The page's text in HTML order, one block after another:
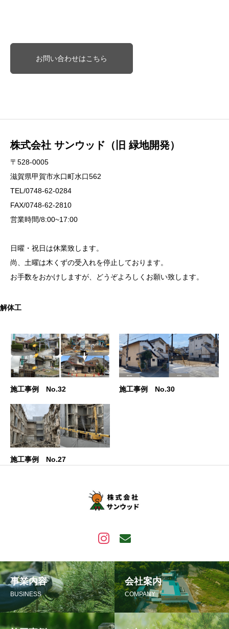
お問い合わせはこちら
株式会社 サンウッド（旧 緑地開発）
〒528-0005
滋賀県甲賀市水口町水口562
TEL/0748-62-0284
FAX/0748-62-2810
営業時間/8:00~17:00
日曜・祝日は休業致します。
尚、土曜は木くずの受入れを停止しております。
お手数をおかけしますが、どうぞよろしくお願い致します。
解体工
施工事例 No.32 施工事例 No.30
施工事例 No.27
事業内容
BUSINESS
会社案内
COMPANY